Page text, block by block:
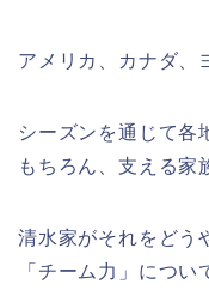
アメリカ、カナダ、
シーズンを通じて各
もちろん、支える家
清水家がそれをどう
「チーム力」につい